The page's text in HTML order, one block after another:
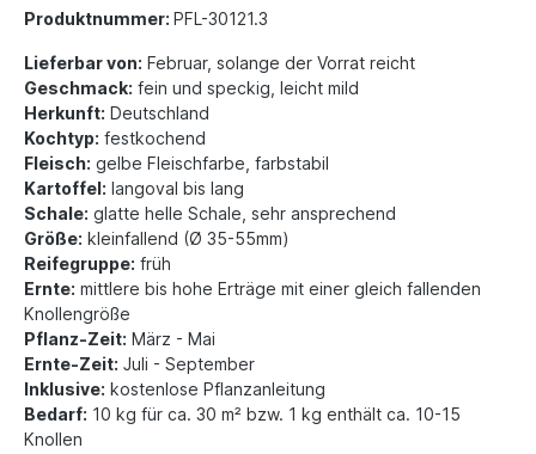
Produktnummer: PFL-30121.3
Lieferbar von: Februar, solange der Vorrat reicht
Geschmack: fein und speckig, leicht mild
Herkunft: Deutschland
Kochtyp: festkochend
Fleisch: gelbe Fleischfarbe, farbstabil
Kartoffel: langoval bis lang
Schale: glatte helle Schale, sehr ansprechend
Größe: kleinfallend (Ø 35-55mm)
Reifegruppe: früh
Ernte: mittlere bis hohe Erträge mit einer gleich fallenden
Knollengröße
Pflanz-Zeit: März - Mai
Ernte-Zeit: Juli - September
Inklusive: kostenlose Pflanzanleitung
Bedarf: 10 kg für ca. 30 m² bzw. 1 kg enthält ca. 10-15
Knollen